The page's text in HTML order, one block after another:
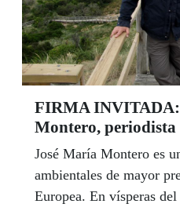
FIRMA
Montero,
José María Montero es
ambientales de mayor
Europea. En vísperas